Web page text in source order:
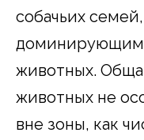
собачьих
животных.
животных не
вне зоны, как